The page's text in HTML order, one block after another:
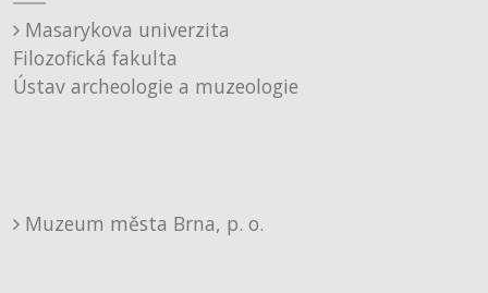
Masarykova univerzita
Filozofická fakulta
Ústav archeologie a muzeologie
Muzeum města Brna, p. o.